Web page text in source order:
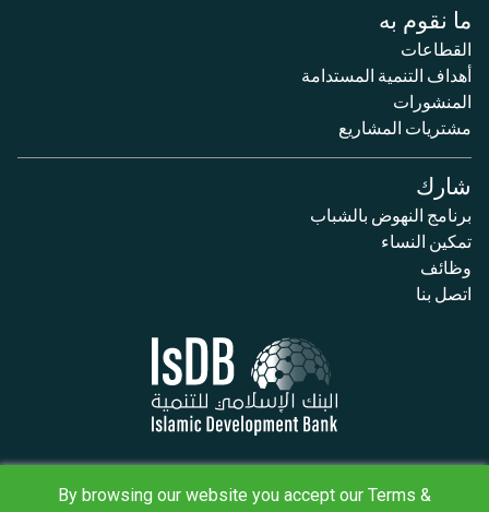
By browsing our website you accept our Terms &
ما نقوم به
القطاعات
أهداف التنمية المستدامة
المنشورات
مشتريات المشاريع
شارك
برنامج النهوض بالشباب
تمكين النساء
وظائف
اتصل بنا
البنود والأحكام